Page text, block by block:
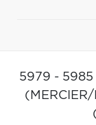
5979 - 5985